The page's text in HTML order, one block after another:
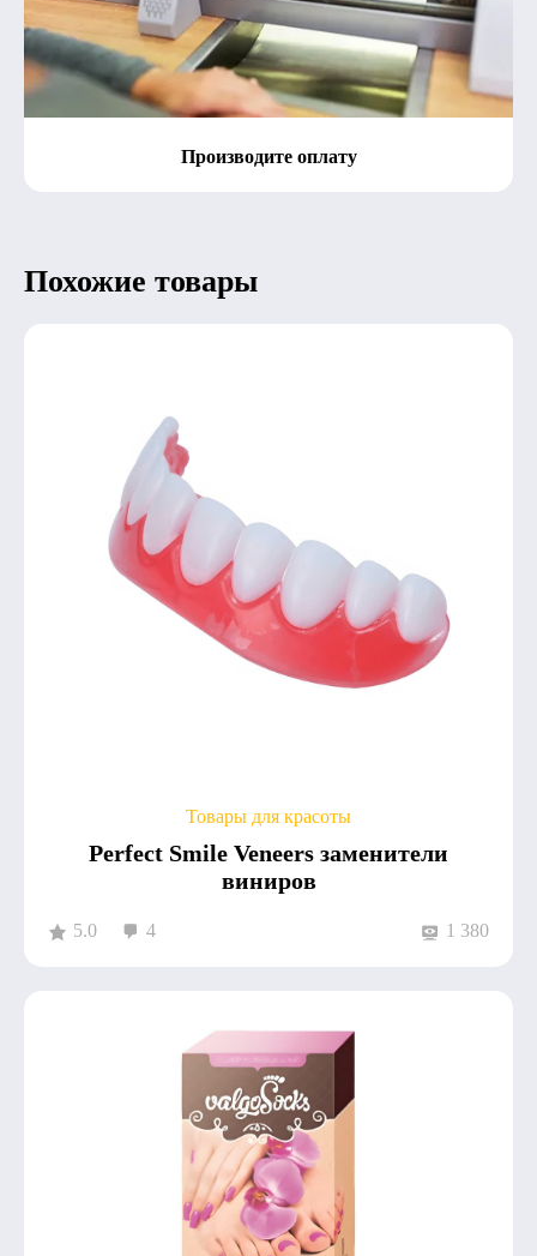
Производите оплату
Похожие товары
Товары для красоты
Perfect Smile Veneers заменители
виниров
5.0 4 1 380